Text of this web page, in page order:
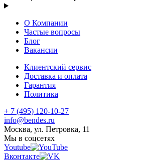
О Компании
Частые вопросы
Блог
Вакансии
Клиентский сервис
Доставка и оплата
Гарантия
Политика
+ 7 (495) 120-10-27
info@bendes.ru
Москва, ул. Петровка, 11
Мы в соцсетях
Youtube
Вконтакте